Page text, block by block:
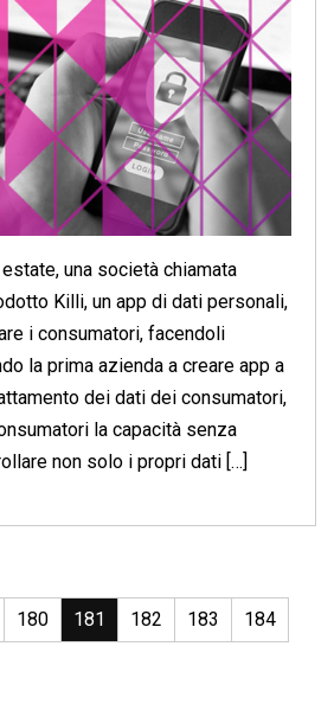
una società chiamata
Killi, un app di dati personali,
i consumatori, facendoli
la prima azienda a creare app a
dei dati dei consumatori,
la capacità senza
non solo i propri dati […]
180 181 182 183
184